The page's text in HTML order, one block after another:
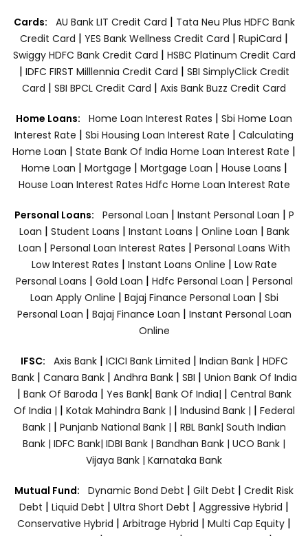
Cards: AU Bank LIT Credit Card | Tata Neu Plus HDFC Bank
Credit Card | YES Bank Wellness Credit Card | RupiCard |
Swiggy HDFC Bank Credit Card | HSBC Platinum Credit Card
| IDFC FIRST Milllennia Credit Card | SBI SimplyClick Credit
Card | SBI BPCL Credit Card | Axis Bank Buzz Credit Card
Home Loans: Home Loan Interest Rates | Sbi Home Loan
Interest Rate | Sbi Housing Loan Interest Rate | Calculating
Home Loan | State Bank Of India Home Loan Interest Rate |
Home Loan | Mortgage | Mortgage Loan | House Loans |
House Loan Interest Rates Hdfc Home Loan Interest Rate
Personal Loans: Personal Loan | Instant Personal Loan | P
Loan | Student Loans | Instant Loans | Online Loan | Bank
Loan | Personal Loan Interest Rates | Personal Loans With
Low Interest Rates | Instant Loans Online | Low Rate
Personal Loans | Gold Loan | Hdfc Personal Loan | Personal
Loan Apply Online | Bajaj Finance Personal Loan | Sbi
Personal Loan | Bajaj Finance Loan | Instant Personal Loan
Online
IFSC: Axis Bank | ICICI Bank Limited | Indian Bank | HDFC
Bank| Canara Bank | Andhra Bank| SBI | Union Bank Of India
| Bank Of Baroda | Yes Bank| Bank Of India| | Central Bank
Of India | | Kotak Mahindra Bank | | Indusind Bank | | Federal
Bank | | Punjanb National Bank | | RBL Bank| South Indian
Bank | IDFC Bank| IDBI Bank | Bandhan Bank | UCO Bank |
Vijaya Bank | Karnataka Bank
Mutual Fund: Dynamic Bond Debt | Gilt Debt | Credit Risk
Debt | Liquid Debt | Ultra Short Debt | Aggressive Hybrid |
Conservative Hybrid | Arbitrage Hybrid | Multi Cap Equity |